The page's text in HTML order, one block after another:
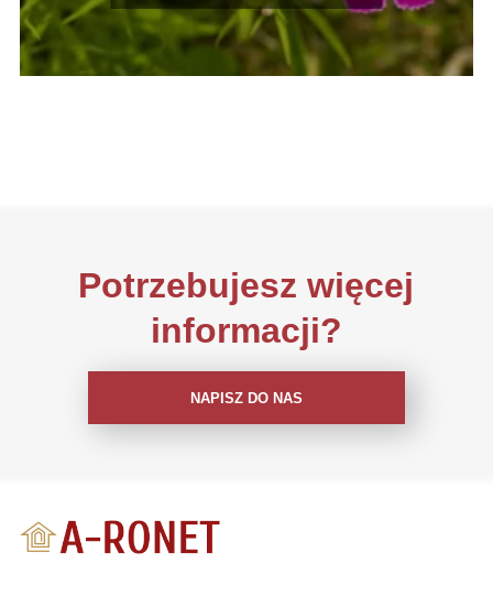
Potrzebujesz więcej
informacji?
NAPISZ DO NAS